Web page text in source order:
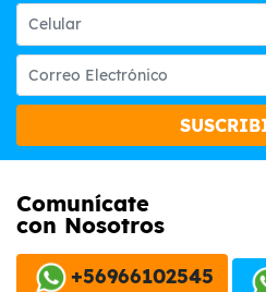
Comunícate
con Nosotros
+56966102545